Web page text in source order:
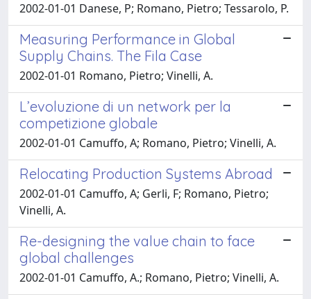
2002-01-01 Danese, P; Romano, Pietro; Tessarolo, P.
Measuring Performance in Global
Supply Chains. The Fila Case
2002-01-01 Romano, Pietro; Vinelli, A.
L’evoluzione di un network per la
competizione globale
2002-01-01 Camuffo, A; Romano, Pietro; Vinelli, A.
Relocating Production Systems Abroad
2002-01-01 Camuffo, A; Gerli, F; Romano, Pietro;
Vinelli, A.
Re-designing the value chain to face
global challenges
2002-01-01 Camuffo, A.; Romano, Pietro; Vinelli, A.